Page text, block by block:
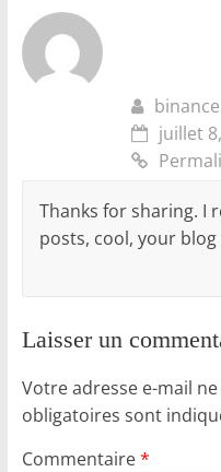
juillet
Thanks for sharing. I
posts, cool, your blog
Laisser un
Votre adresse e-mail
obligatoires sont
Commentaire*